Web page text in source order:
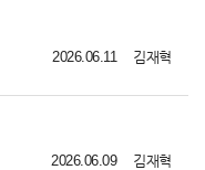
김재혁
2026.06.11
김재혁
2026.06.09